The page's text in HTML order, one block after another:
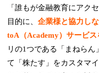
「誰もが金融教育にアク
目的に、企業様と協力し
toA（Academy）サービス
リの1つである「まねら
て「株たす」をカスタマ